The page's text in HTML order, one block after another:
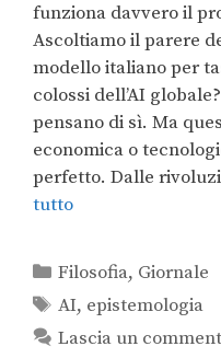
funziona davvero il
Ascoltiamo il parere
modello italiano per
colossi dell’AI
pensano di sì. Ma
economica o
perfetto. Dalle
tutto
Filosofia, Giornale
AI, epistemologia
Lascia un